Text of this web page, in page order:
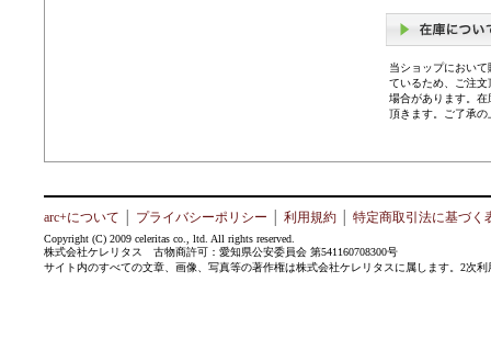
当ショップにおい
ているため、ご注
場合があります。
頂きます。ご了承
arc+について プライバシーポリシー 利用規約 特定商取引法に基づく
Copyright (C) 2009 celeritas co., ltd. All rights reserved.
株式会社ケレリタス 古物商許可：愛知県公安委員会 第541160708300号
サイト内のすべての文章、画像、写真等の著作権は株式会社ケレリタスに属します。2次